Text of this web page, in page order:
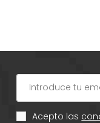
Acepto las